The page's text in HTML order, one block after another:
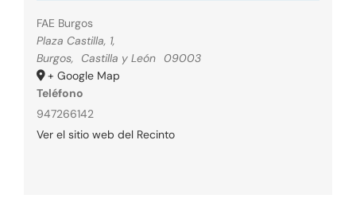
FAE Burgos
Plaza Castilla, 1,
Burgos, Castilla y León
09003
+ Google Map
Teléfono
947266142
Ver el sitio web del Recinto